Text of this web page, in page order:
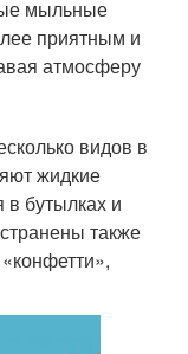
мыльные
приятным и
атмосферу
видов в
жидкие
бутылках и
также